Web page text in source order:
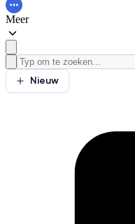
Meer
Nieuw